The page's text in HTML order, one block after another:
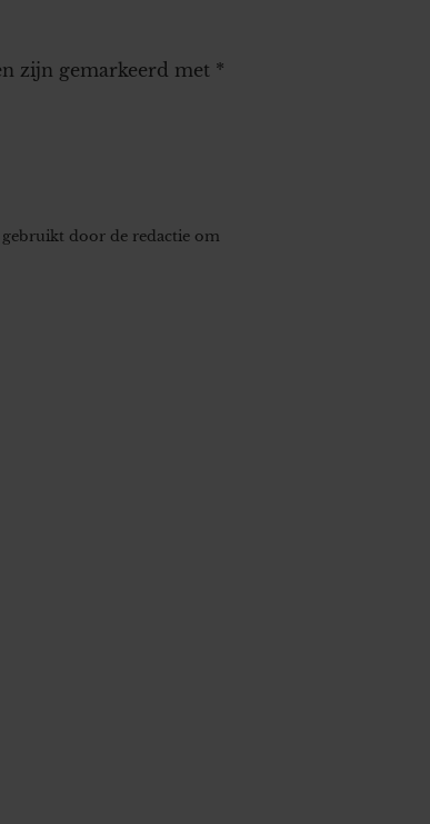
zijn gemarkeerd met *
door de redactie om